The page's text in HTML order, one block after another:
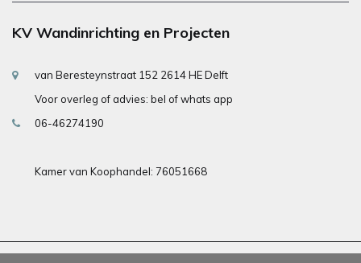
KV Wandinrichting en Projecten
van Beresteynstraat 152 2614 HE Delft
Voor overleg of advies: bel of whats app
06-46274190
Kamer van Koophandel: 76051668